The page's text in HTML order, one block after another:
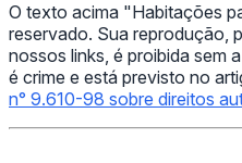
O texto acima "Habitações
reservado. Sua reprodução,
nossos links, é proibida sem
é crime e está previsto no
n° 9.610-98 sobre direitos